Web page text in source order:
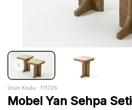
Ürün Kodu : T11726
Mobel Yan Sehpa Seti